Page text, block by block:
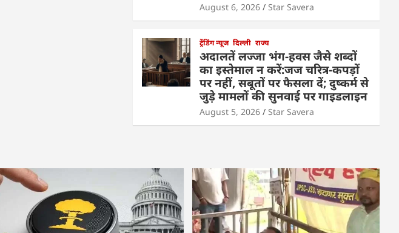
August 6, 2026 Star Savera
ट्रेंडिंग न्यूज दिल्ली राज्य
अदालतें लज्जा भंग-हवस जैसे शब्दों
का इस्तेमाल न करें:जज चरित्र-कपड़ों
पर नहीं, सबूतों पर फैसला दें; दुष्कर्म से
जुड़े मामलों की सुनवाई पर गाइडलाइन
August 5, 2026 Star Savera